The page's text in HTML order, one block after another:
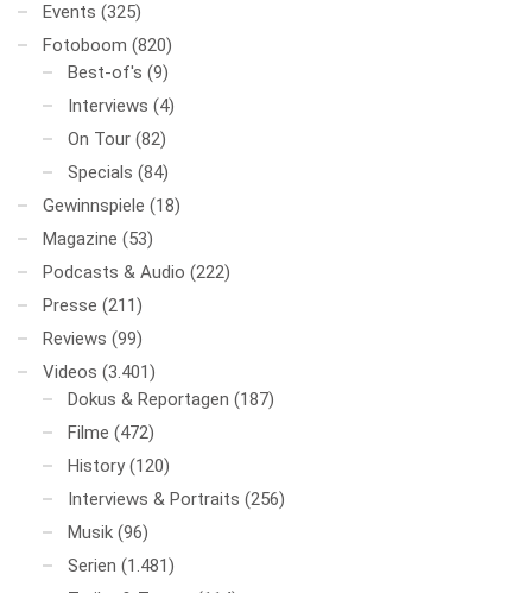
Events (325)
Fotoboom (820)
Best-of's (9)
Interviews (4)
On Tour (82)
Specials (84)
Gewinnspiele (18)
Magazine (53)
Podcasts & Audio (222)
Presse (211)
Reviews (99)
Videos (3.401)
Dokus & Reportagen (187)
Filme (472)
History (120)
Interviews & Portraits (256)
Musik (96)
Serien (1.481)